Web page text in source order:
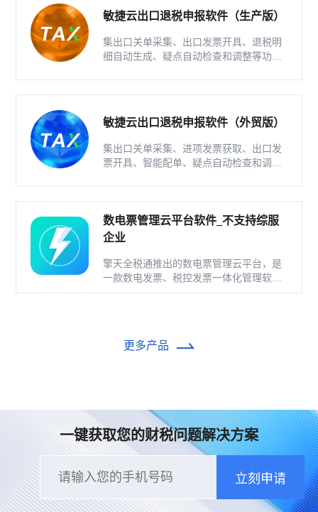
敏捷云出口退税申报软件（生产版）
集出口关单采集、出口发票开具、退税明
细自动生成、疑点自动检查和调整等功能
敏捷云出口退税申报软件（外贸版）
集出口关单采集、进项发票获取、出口发
票开具、智能配单、疑点自动检查和调整
数电票管理云平台软件_不支持综服
企业
擎天全税通推出的数电票管理云平台，是
一款数电发票、税控发票一体化管理软
件，基于云识别、自动解析等技术，通过
更多产品
一键获取您的财税问题解决方案
立刻申请